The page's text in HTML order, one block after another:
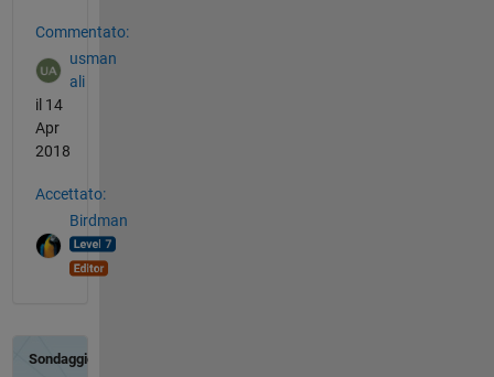
Commentato:
usman
ali
il 14
Apr
2018
Accettato:
Birdman